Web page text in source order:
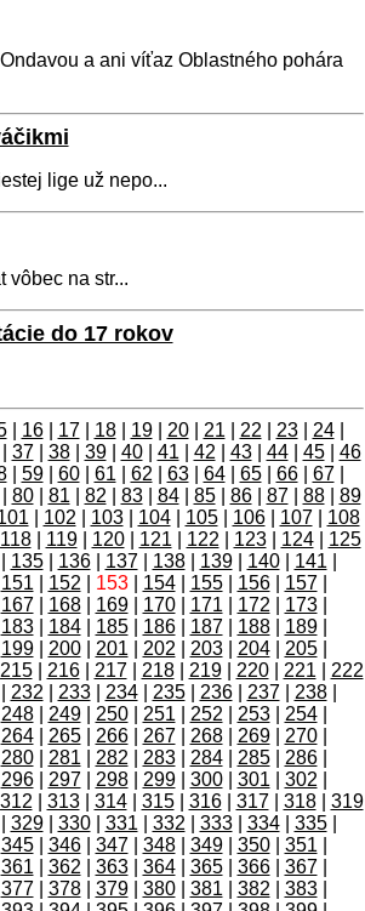
a ani víťaz Oblastného pohára
lige už nepo...
vôbec na str...
do 17 rokov
| 16| 17| 18| 19| 20| 21 22 23| 24|
37| 38| 39| 40| 41 42 43| 44| 45| 46
| 59| 60| 61 62 63| 64| 65| 66| 67|
80| 81 82 83| 84| 85| 86| 87| 88| 89
102 103| 104| 105| 106| 107| 108
118| 119| 120| 121 122 123| 124| 125
135| 136| 137| 138| 139| 140| 141
151 152 153| 154| 155| 156| 157|
167| 168| 169| 170| 171 172 173|
183| 184| 185| 186| 187| 188| 189|
199| 200| 201 202 203| 204| 205|
215| 216| 217| 218| 219| 220| 221
222
232 233| 234| 235| 236| 237| 238|
248| 249| 250| 251 252 253| 254|
264| 265| 266| 267| 268| 269| 270|
280| 281 282 283| 284| 285| 286|
296| 297| 298| 299| 300| 301 302
312 313| 314| 315| 316| 317| 318| 319
329| 330| 331 332 333| 334| 335|
345| 346| 347| 348| 349| 350| 351
361 362 363| 364| 365| 366| 367|
377| 378| 379| 380| 381 382 383|